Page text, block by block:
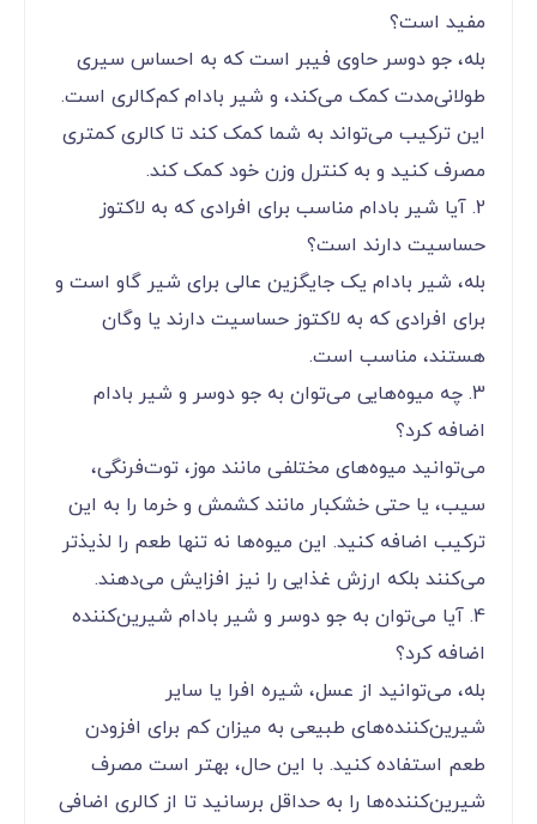
مفید است؟
بله، جو دوسر حاوی فیبر است که به احساس سیری
طولانی‌مدت کمک می‌کند، و شیر بادام کم‌کالری است.
این ترکیب می‌تواند به شما کمک کند تا کالری کمتری
مصرف کنید و به کنترل وزن خود کمک کند.
2. آیا شیر بادام مناسب برای افرادی که به لاکتوز
حساسیت دارند است؟
بله، شیر بادام یک جایگزین عالی برای شیر گاو است و
برای افرادی که به لاکتوز حساسیت دارند یا وگان
هستند، مناسب است.
3. چه میوه‌هایی می‌توان به جو دوسر و شیر بادام
اضافه کرد؟
می‌توانید میوه‌های مختلفی مانند موز، توت‌فرنگی،
سیب، یا حتی خشکبار مانند کشمش و خرما را به این
ترکیب اضافه کنید. این میوه‌ها نه تنها طعم را لذیذتر
می‌کنند بلکه ارزش غذایی را نیز افزایش می‌دهند.
4. آیا می‌توان به جو دوسر و شیر بادام شیرین‌کننده
اضافه کرد؟
بله، می‌توانید از عسل، شیره افرا یا سایر
شیرین‌کننده‌های طبیعی به میزان کم برای افزودن
طعم استفاده کنید. با این حال، بهتر است مصرف
شیرین‌کننده‌ها را به حداقل برسانید تا از کالری اضافی